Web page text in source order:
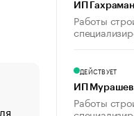
«От спорта тело
ИП
Работы
ДЕЙСТВУЕТ
ИП Мурашев
Работы